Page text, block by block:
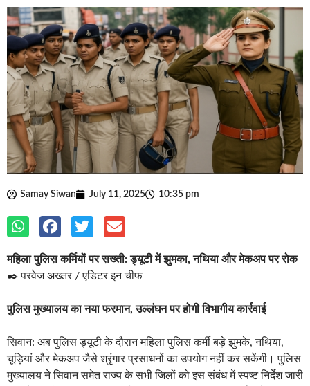
Samay Siwan July 11, 2025 10:35 pm
महिला पुलिस कर्मियों पर सख्ती: ड्यूटी में झुमका, नथिया और मेकअप पर रोक
✒️ परवेज अख्तर / एडिटर इन चीफ
पुलिस मुख्यालय का नया फरमान, उल्लंघन पर होगी विभागीय कार्रवाई
सिवान: अब पुलिस ड्यूटी के दौरान महिला पुलिस कर्मी बड़े झुमके, नथिया,
चूड़ियां और मेकअप जैसे श्रृंगार प्रसाधनों का उपयोग नहीं कर सकेंगी। पुलिस
मुख्यालय ने सिवान समेत राज्य के सभी जिलों को इस संबंध में स्पष्ट निर्देश जारी